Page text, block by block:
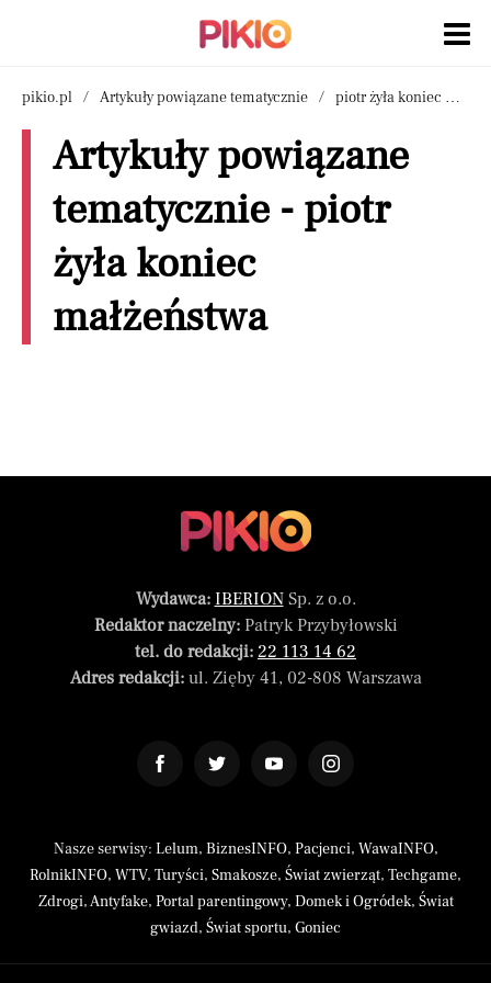
pikio.pl Artykuły powiązane tematycznie piotr żyła koniec małżeństwa
Artykuły powiązane
tematycznie - piotr
żyła koniec
małżeństwa
Wydawca: IBERIONSp. z o.o.
Redaktor naczelny:Patryk Przybyłowski
tel. do redakcji: 22 113 14 62
Adres redakcji:ul. Zięby 41, 02-808 Warszawa
Nasze serwisy: Lelum, BiznesINFO, Pacjenci, WawaINFO,
RolnikINFO, WTV, Turyści, Smakosze, Świat zwierząt, Techgame,
Zdrogi,Antyfake, Portal parentingowy, Domek i Ogródek, Świat
gwiazd, Świat sportu, Goniec